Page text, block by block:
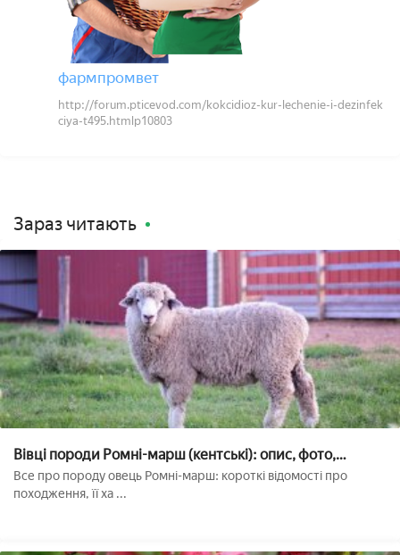
фармпромвет
http://forum.pticevod.com/kokcidioz-kur-lechenie-i-dezinfek
ciya-t495.htmlp10803
Зараз читають
Вівці породи Ромні-марш (кентські): опис, фото,
особливості, плюси і мінуси
Все про породу овець Ромні-марш: короткі відомості про
походження, її ха ...